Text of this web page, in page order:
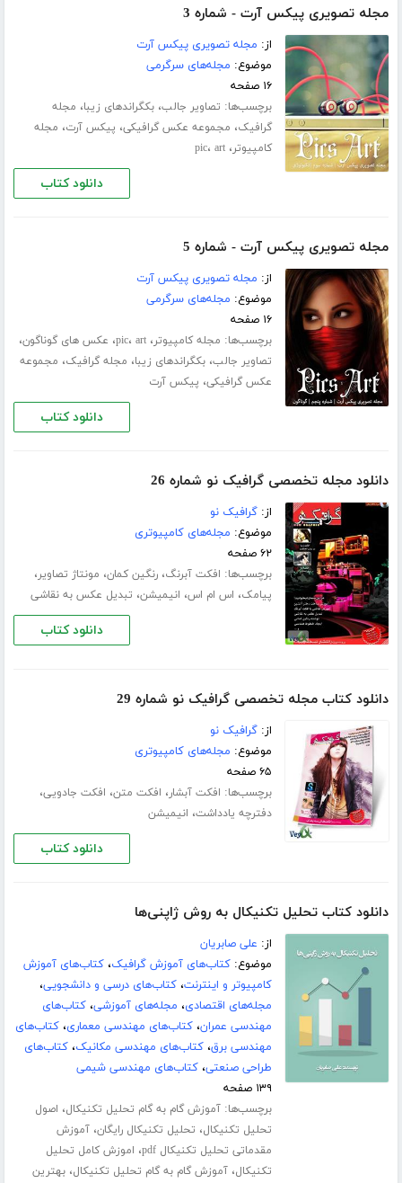
مجله تصویری پیکس آرت - شماره 3
از: مجله تصویری پیکس آرت
موضوع: مجله‌های سرگرمی
۱۶ صفحه
برچسب‌ها: تصاویر جالب،بکگراندهای زیبا، مجله
گرافیک، مجموعه عکس گرافیکی، پیکس آرت، مجله
کامپیوتر، pic، art
دانلود کتاب
مجله تصویری پیکس آرت - شماره 5
از: مجله تصویری پیکس آرت
موضوع: مجله‌های سرگرمی
۱۶ صفحه
برچسب‌ها: مجله کامپیوتر، pic، art ، عکس های گوناگون،
تصاویر جالب،بکگراندهای زیبا، مجله گرافیک، مجموعه
عکس گرافیکی، پیکس آرت
دانلود کتاب
دانلود مجله تخصصی گرافیک نو شماره 26
از:گرافیک نو
موضوع: مجله‌های کامپیوتری
۶۲ صفحه
برچسب‌ها: افکت آبرنگ،رنگین کمان، مونتاژ تصاویر،
پیامک، اس ام اس، انیمیشن، تبدیل عکس به نقاشی
دانلود کتاب
دانلود کتاب مجله تخصصی گرافیک نو شماره 29
از:گرافیک نو
موضوع: مجله‌های کامپیوتری
۶۵ صفحه
برچسب‌ها: افکت آبشار، افکت متن، افکت جادویی،
دفترچه یادداشت، انیمیشن
دانلود کتاب
دانلود کتاب تحلیل تکنیکال به روش ژاپنی‌ها
از: علی صابریان
موضوع:کتاب‌های آموزش گرافیک،کتاب‌های آموزش
کامپیوتر و اینترنت،کتاب‌های درسی و دانشجویی،
مجله‌های اقتصادی، مجله‌های آموزشی،کتاب‌های
مهندسی عمران،کتاب‌های مهندسی معماری،کتاب‌های
مهندسی برق،کتاب‌های مهندسی مکانیک،کتاب‌های
طراحی صنعتی،کتاب‌های مهندسی شیمی
۱۳۹ صفحه
برچسب‌ها:آموزش گام به گام تحلیل تکنیکال، اصول
تحلیل تکنیکال، تحلیل تکنیکال رایگان،آموزش
مقدماتی تحلیل تکنیکال pdf
، اموزش کامل تحلیل
تکنیکال،آموزش گام به گام تحلیل تکنیکال،بهترین